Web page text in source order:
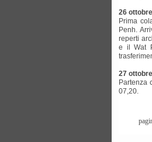
26
Prima
Penh.
reperti
e il Wat
27
Partenza
07,20.